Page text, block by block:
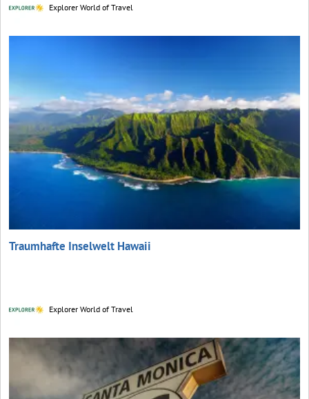
Explorer World of Travel
Traumhafte Inselwelt Hawaii
Explorer World of Travel